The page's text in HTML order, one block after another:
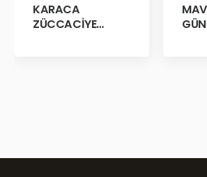
KARACA
ZÜCCACİYE